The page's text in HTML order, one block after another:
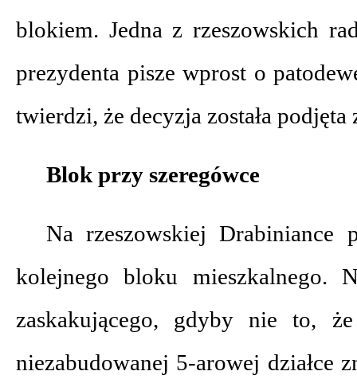
blokiem. Jedna z rzeszowskich
prezydenta pisze wprost o
twierdzi, że decyzja została
Blok przy szeregówce
Na rzeszowskiej Drabiniance
kolejnego bloku mieszkalnego.
zaskakującego, gdyby nie to,
niezabudowanej 5-arowej działce